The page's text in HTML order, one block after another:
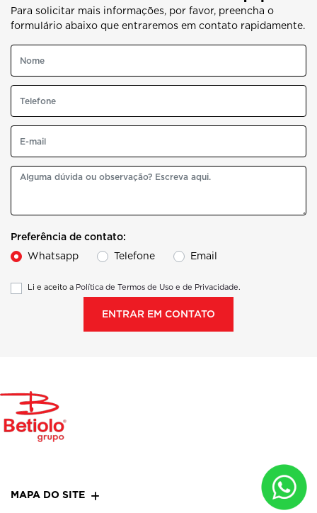
Para solicitar mais informações, por favor, preencha o
formulário abaixo que entraremos em contato rapidamente.
Preferência de contato:
Whatsapp
Telefone Email
Li e aceito a Política de Termos de Uso e de Privacidade.
ENTRAR EM CONTATO
MAPA DO SITE